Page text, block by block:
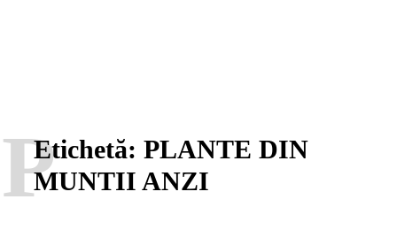
Etichetă: PLANTE DIN
MUNTII ANZI
P